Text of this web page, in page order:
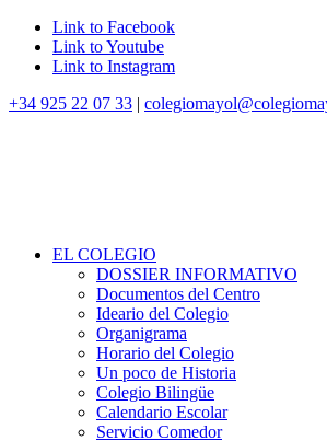
Link to Facebook
Link to Youtube
Link to Instagram
+34 925 22 07 33 |
EL COLEGIO
DOSSIER INFORMATIVO
Documentos del Centro
Ideario del Colegio
Organigrama
Horario del Colegio
Un poco de Historia
Colegio Bilingüe
Calendario Escolar
Servicio Comedor